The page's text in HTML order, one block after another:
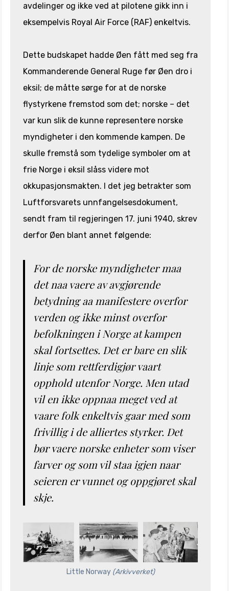
avdelinger og ikke ved at pilotene gikk inn i
eksempelvis Royal Air Force (RAF) enkeltvis.
Dette budskapet hadde Øen fått med seg fra
Kommanderende General Ruge før Øen dro i
eksil; de måtte sørge for at de norske
flystyrkene fremstod som det; norske – det
var kun slik de kunne representere norske
myndigheter i den kommende kampen. De
skulle fremstå som tydelige symboler om at
frie Norge i eksil slåss videre mot
okkupasjonsmakten. I det jeg betrakter som
Luftforsvarets unnfangelsesdokument,
sendt fram til regjeringen 17. juni 1940, skrev
derfor Øen blant annet følgende:
For de norske myndigheter maa
det naa vaere av avgjørende
betydning aa manifestere overfor
verden og ikke minst overfor
befolkningen i Norge at kampen
skal fortsettes. Det er bare en slik
linje som rettferdigjør vaart
opphold utenfor Norge. Men utad
vil en ikke oppnaa meget ved at
vaare folk enkeltvis gaar med som
frivillig i de alliertes styrker. Det
bør vaere norske enheter som viser
farver og som vil staa igjen naar
seieren er vunnet og oppgjøret skal
skje.
Little Norway(Arkivverket)